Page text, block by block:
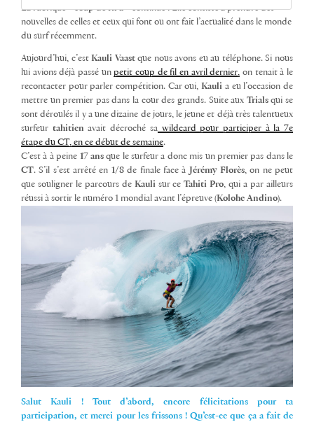
La rubrique« coup de fil à »continue ! Elle consiste à prendre des
nouvelles de celles et ceux qui font ou ont fait l’actualité dans le monde
du surf récemment.
Aujourd’hui, c’estKauli Vaastque nous avons eu au téléphone. Si nous
lui avions déjà passé unpetit coup de fil en avril dernier, on tenait à le
recontacter pour parler compétition. Car oui,Kauli a eu l’occasion de
mettre un premier pas dans la cour des grands. Suite aux Trialsqui se
sont déroulés il y a une dizaine de jours, le jeune et déjà très talentueux
surfeur tahitien avait décroché sawildcard pour participer à la 7e
étape du CT, en ce début de semaine.
C’est à à peine 17 ansque le surfeur a donc mis un premier pas dans le
CT. S’il s’est arrêté en 1/8de finale face à Jérémy Florès, on ne peut
que souligner le parcours de Kaulisur ceTahiti Pro, qui a par ailleurs
réussi à sortir le numéro 1 mondial avant l’épreuve (Kolohe Andino).
Salut Kauli ! Tout d’abord, encore félicitations pour ta
participation, et merci pour les frissons ! Qu’est-ce que ça a fait de